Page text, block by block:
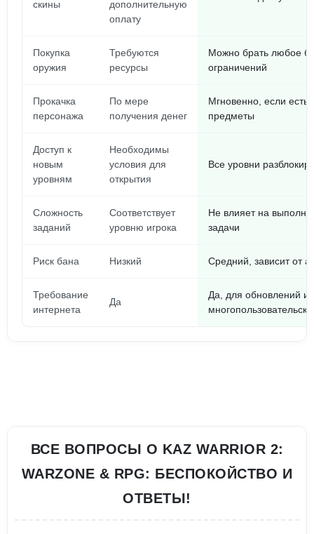
скины
дополнительную
оплату
Покупка
оружия
Требуются
ресурсы
Можно брать любое
ограничений
Прокачка
персонажа
По мере
получения денег
Мгновенно, если есть
предметы
Доступ к
новым
уровням
Необходимы
условия для
открытия
Все уровни
Сложность
заданий
Соответствует
уровню игрока
Не влияет на
задачи
Риск бана Низкий Средний, зависит от
Требование
интернета
Да
Да, для обновлений и
ВСЕ ВОПРОСЫ О KAZ WARRIOR 2:
WARZONE & RPG: БЕСПОКОЙСТВО И
ОТВЕТЫ!